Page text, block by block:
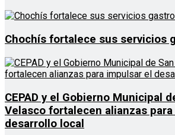
Chochís fortalece sus servicios
CEPAD y el Gobierno Municipal
Velasco fortalecen alianzas
desarrollo local